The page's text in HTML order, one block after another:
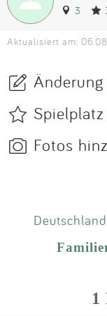
3
Aktualisiert am:
Fotos
Deutschland
1